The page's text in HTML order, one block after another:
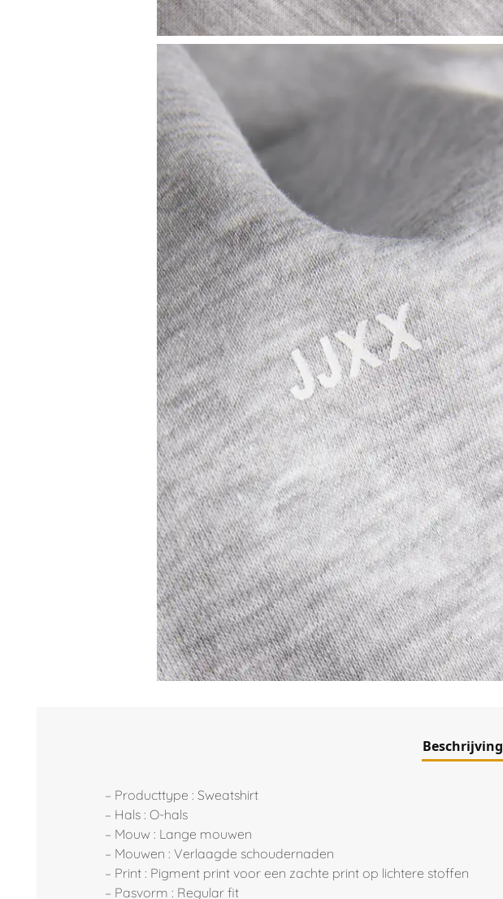
Beschrijving
– Producttype : Sweatshirt
– Hals : O-hals
– Mouw : Lange mouwen
– Mouwen : Verlaagde schoudernaden
– Print : Pigment print voor een zachte print op lichtere stoffen
– Pasvorm : Regular fit